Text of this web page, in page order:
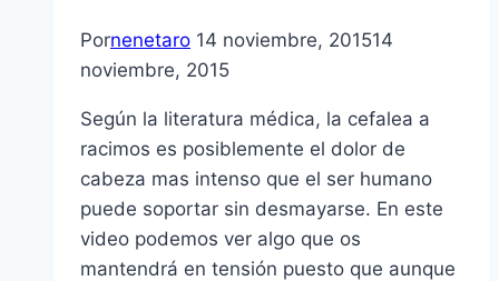
Pornenetaro 14 noviembre, 201514
noviembre, 2015
Según la literatura médica, la cefalea a
racimos es posiblemente el dolor de
cabeza mas intenso que el ser humano
puede soportar sin desmayarse. En este
video podemos ver algo que os
mantendrá en tensión puesto que aunque